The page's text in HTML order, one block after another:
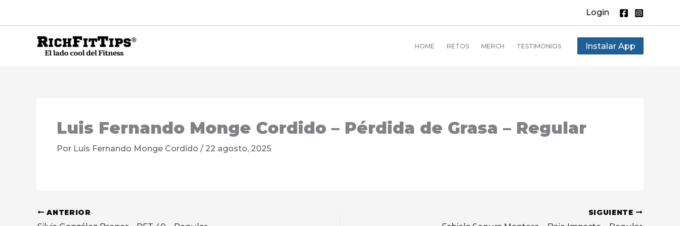
Login
HOME RETOS MERCH TESTIMONIOS Instalar App
Luis Fernando Monge Cordido – Pérdida de Grasa – Regular
Por Luis Fernando Monge Cordido / 22 agosto, 2025
ANTERIOR SIGUIENTE